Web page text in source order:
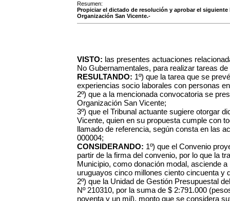
Resumen:
Propiciar el dictado de resolución y aprobar el
Organización San Vicente.-
VISTO: las presentes actuaciones
No Gubernamentales, para realizar tareas
RESULTANDO: 1º) que la tarea que se
experiencias socio laborales con personas
2º) que a la mencionada convocatoria se
Organización San Vicente;
3º) que el Tribunal actuante sugiere otorgar
Vicente, quien en su propuesta cumple con
llamado de referencia, según consta en las
000004;
CONSIDERANDO: 1º) que el Convenio
partir de la firma del convenio, por lo que la
Municipio, como donación modal, asciende
uruguayos cinco millones ciento cincuenta y
2º) que la Unidad de Gestión Presupuestal
Nº 210310, por la suma de $ 2:791.000
noventa y un mil), monto que se considera